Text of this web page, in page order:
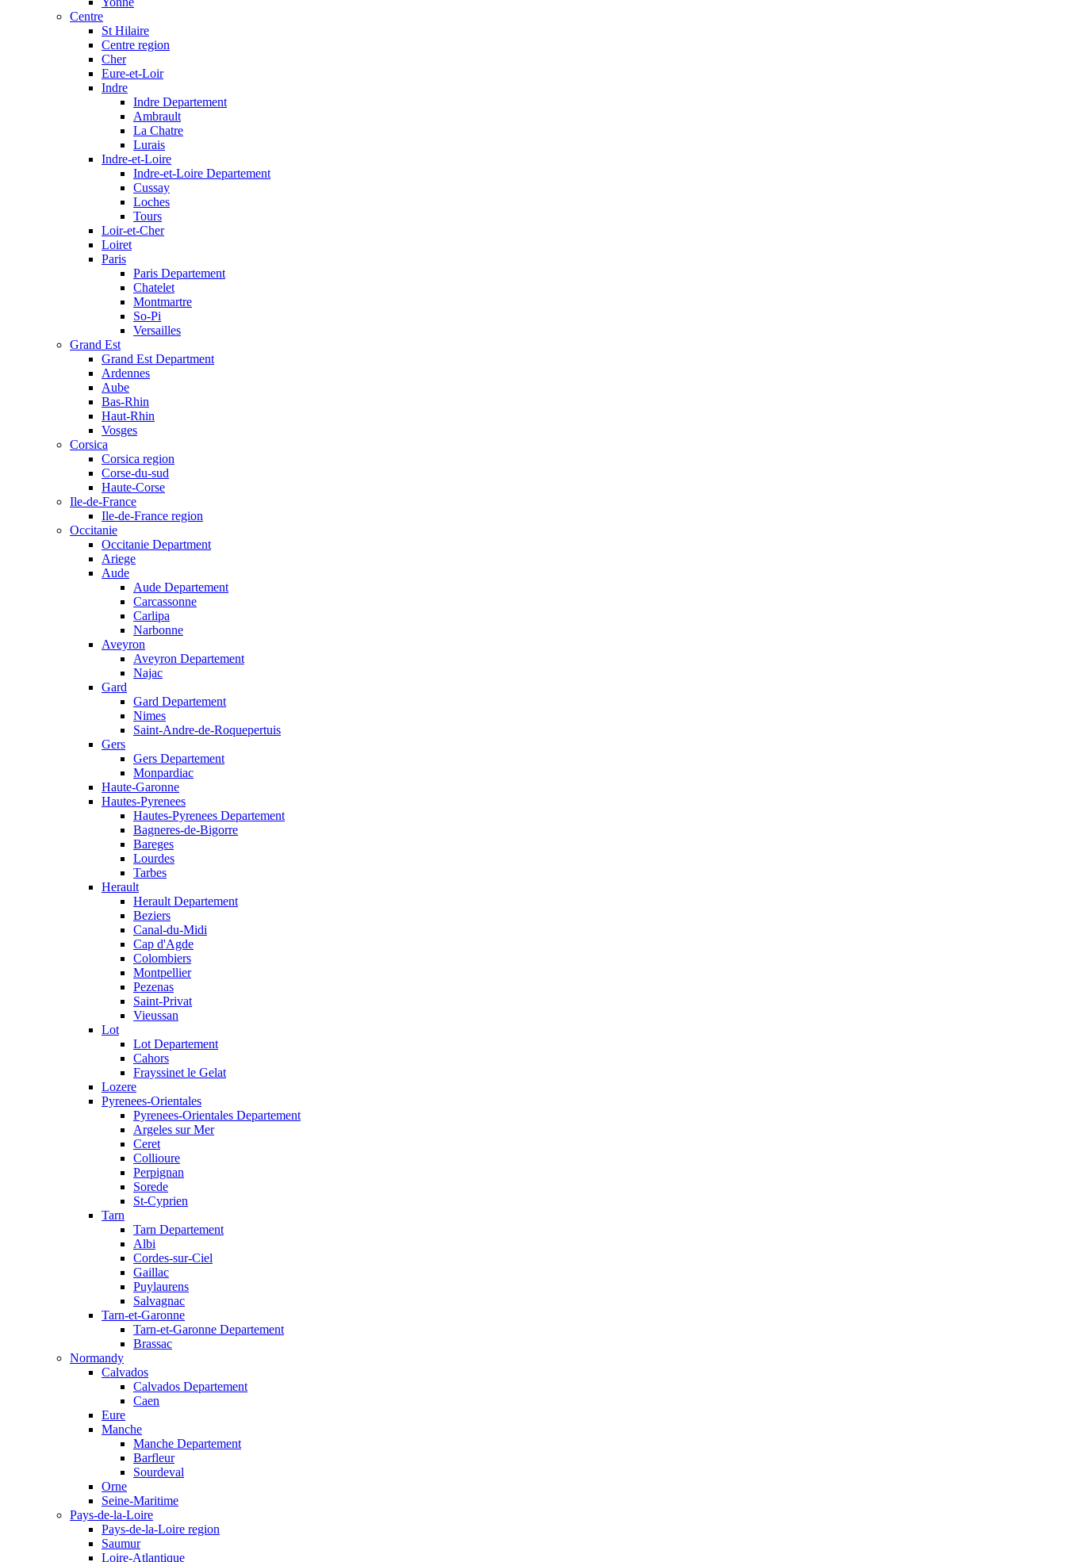
Centre
St Hilaire
Centre region
Cher
Eure-et-Loir
Indre
Indre Departement
Ambrault
La Chatre
Lurais
Indre-et-Loire
Indre-et-Loire Departement
Cussay
Loches
Tours
Loir-et-Cher
Loiret
Paris
Paris Departement
Chatelet
Montmartre
So-Pi
Versailles
Grand Est
Grand Est Department
Ardennes
Aube
Bas-Rhin
Haut-Rhin
Vosges
Corsica
Corsica region
Corse-du-sud
Haute-Corse
Ile-de-France
Ile-de-France region
Occitanie
Occitanie Department
Ariege
Aude
Aude Departement
Carcassonne
Carlipa
Narbonne
Aveyron
Aveyron Departement
Najac
Gard
Gard Departement
Nimes
Saint-Andre-de-Roquepertuis
Gers
Gers Departement
Monpardiac
Haute-Garonne
Hautes-Pyrenees
Hautes-Pyrenees Departement
Bagneres-de-Bigorre
Bareges
Lourdes
Tarbes
Herault
Herault Departement
Beziers
Canal-du-Midi
Cap d'Agde
Colombiers
Montpellier
Pezenas
Saint-Privat
Vieussan
Lot
Lot Departement
Cahors
Frayssinet le Gelat
Lozere
Pyrenees-Orientales
Pyrenees-Orientales Departement
Argeles sur Mer
Ceret
Collioure
Perpignan
Sorede
St-Cyprien
Tarn
Tarn Departement
Albi
Cordes-sur-Ciel
Gaillac
Puylaurens
Salvagnac
Tarn-et-Garonne
Tarn-et-Garonne Departement
Brassac
Normandy
Calvados
Calvados Departement
Caen
Eure
Manche
Manche Departement
Barfleur
Sourdeval
Orne
Seine-Maritime
Pays-de-la-Loire
Pays-de-la-Loire region
Saumur
Loire-Atlantique